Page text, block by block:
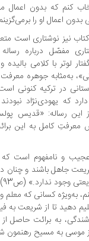
که بدون اعمال مسیح
او را برمی‌­گزینم.» (ص
نوشتاری است متعلق به
مفصّل درباره رساله
با کلامی بالیده و
جوهره معرفت
در ترکیه کنونی است و
یهودی‌­نژاد نبودند و
رساله: «قدیس پولس در
کامل به این برائت
نامفهوم است که
باشند و چنان در
ندارد.» (ص93)
کسانی که معلم و
تا از شریعت به فیض،
به برائت حاصل از
به مسیح رهنمون شوید.»